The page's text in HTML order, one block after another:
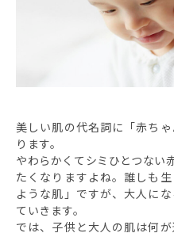
美しい肌の代名詞に「赤ち
ります。
やわらかくてシミひとつない
たくなりますよね。誰しも
ような肌」ですが、大人に
ていきます。
では、子供と大人の肌は何